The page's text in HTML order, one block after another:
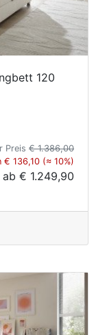
120
Preis € 1.386,00
€ 136,10 (≈ 10%)
ab € 1.249,90